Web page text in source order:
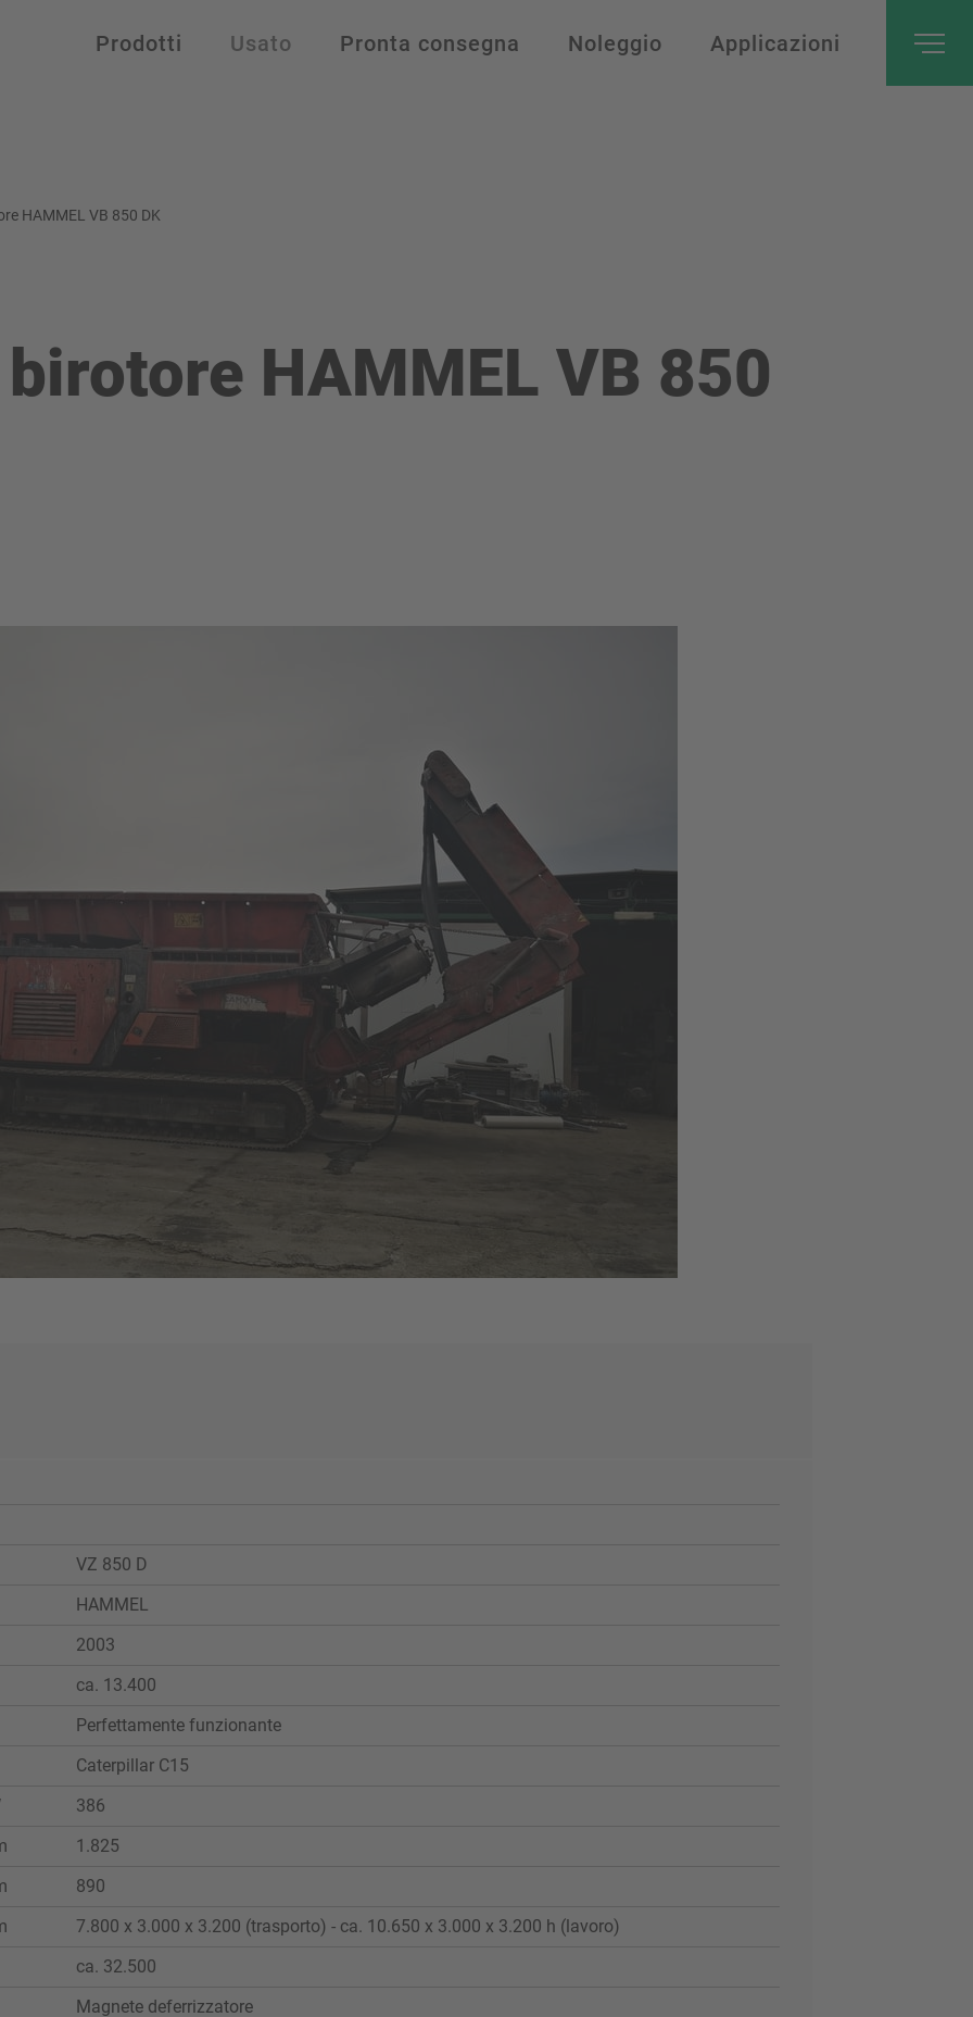
Prodotti Usato Pronta consegna Noleggio Applicazioni
HAMMEL VB 850 DK
HAMMEL VB 850
VZ 850 D
HAMMEL
2003
ca. 13.400
Perfettamente funzionante
Caterpillar C15
386
1.825
890
7.800 x 3.000 x 3.200 (trasporto) - ca. 10.650 x 3.000 x 3.200 h (lavoro)
ca. 32.500
Magnete deferrizzatore